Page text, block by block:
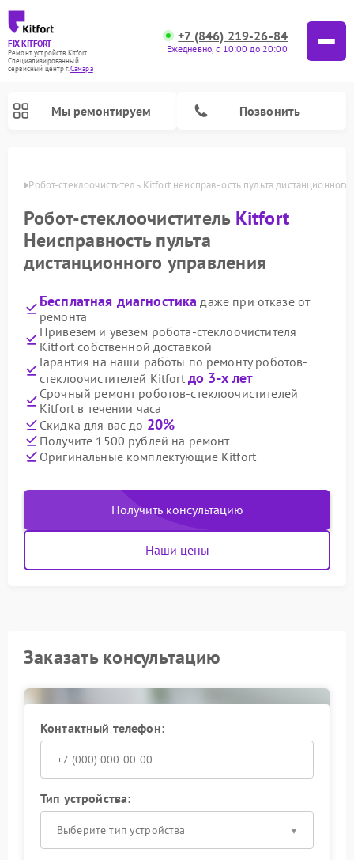
FIX-KITFORT
Ремонт устройств Kitfort
Специализированный
cервисный центр г.Самара
+7 (846) 219-26-84
Ежедневно, с 10:00 до 20:00
Мы ремонтируем Позвонить
Робот-стеклоочиститель Kitfort неисправность пульта
Робот-стеклоочиститель Kitfort
Неисправность пульта
дистанционного управления
Бесплатная диагностика даже при отказе от
ремонта
Привезем и увезем робота-стеклоочистителя
Kitfort собственной доставкой
Гарантия на наши работы по ремонту роботов-
стеклоочистителей Kitfort до 3-х лет
Срочный ремонт роботов-стеклоочистителей
Kitfort в течении часа
Скидка для вас до 20%
Получите 1500 рублей на ремонт
Оригинальные комплектующие Kitfort
Получить консультацию
Наши цены
Заказать консультацию
Контактный телефон:
Тип устройства:
Выберите тип устройства